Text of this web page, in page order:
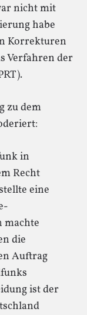
nicht mit
habe
Korrekturen
Verfahren der
zu dem
in
Recht
eine
machte
die
Auftrag
ist der